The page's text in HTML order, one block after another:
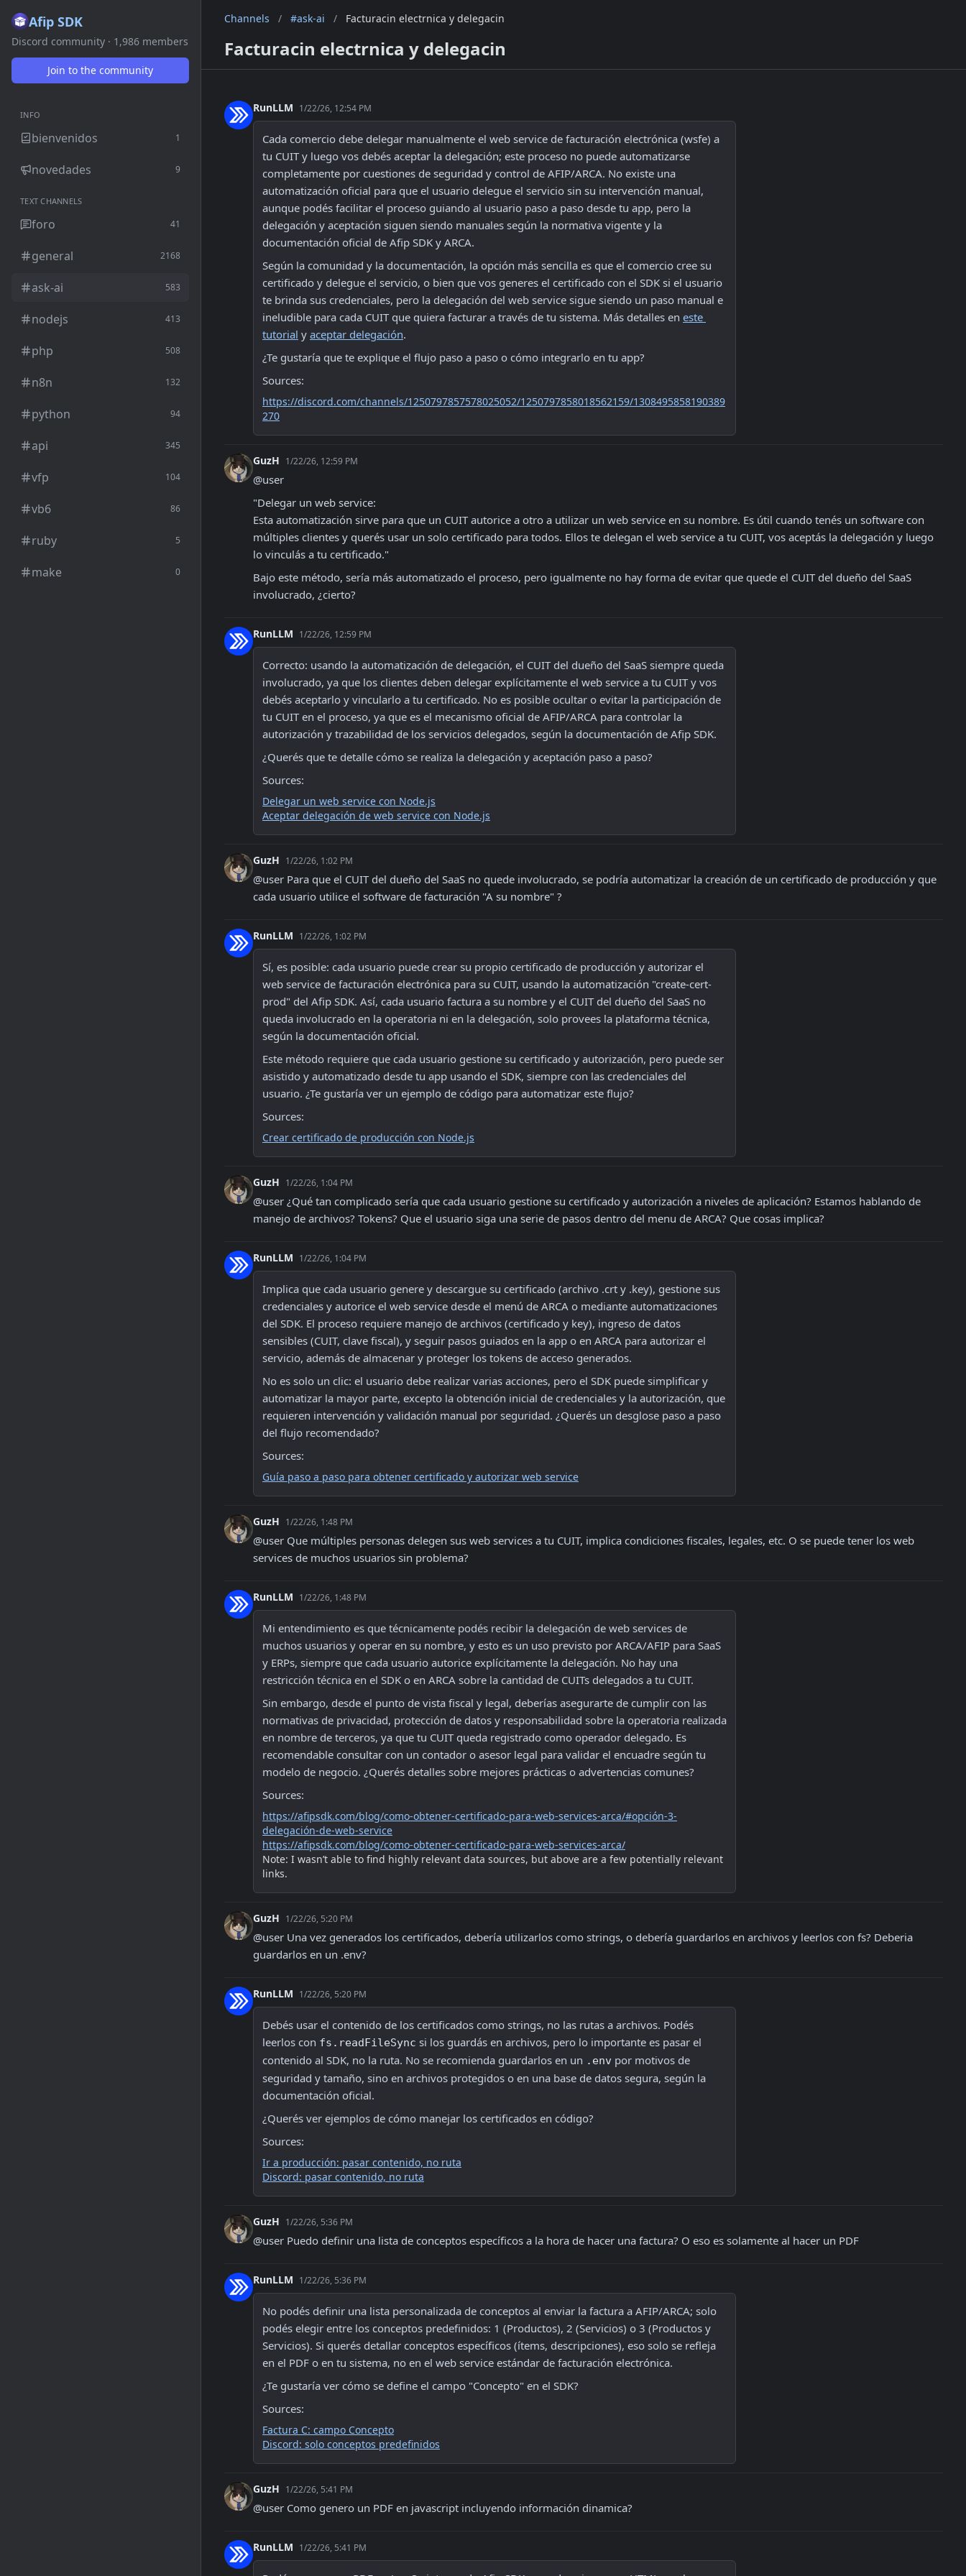
Afip SDK
Discord community · 1,986 members
Join to the community
INFO
bienvenidos 1
novedades 9
TEXT CHANNELS
foro 41
general 2168
ask-ai 583
nodejs 413
php 508
n8n 132
python 94
api 345
vfp 104
vb6 86
ruby 5
make 0
Channels / #ask-ai / Facturacin electrnica y delegacin
Facturacin electrnica y delegacin
RunLLM 1/22/26, 12:54 PM
Cada comercio debe delegar manualmente el web service de facturación electrónica (wsfe) a
tu CUIT y luego vos debés aceptar la delegación; este proceso no puede automatizarse
completamente por cuestiones de seguridad y control de AFIP/ARCA. No existe una
automatización oficial para que el usuario delegue el servicio sin su intervención manual,
aunque podés facilitar el proceso guiando al usuario paso a paso desde tu app, pero la
delegación y aceptación siguen siendo manuales según la normativa vigente y la
documentación oficial de Afip SDK y ARCA.
Según la comunidad y la documentación, la opción más sencilla es que el comercio cree su
certificado y delegue el servicio, o bien que vos generes el certificado con el SDK si el usuario
te brinda sus credenciales, pero la delegación del web service sigue siendo un paso manual e
ineludible para cada CUIT que quiera facturar a través de tu sistema. Más detalles en este
tutorial y aceptar delegación.
¿Te gustaría que te explique el flujo paso a paso o cómo integrarlo en tu app?
Sources:
https://discord.com/channels/1250797857578025052/1250797858018562159/1308495858190389
270
GuzH 1/22/26, 12:59 PM
@user
"Delegar un web service:
Esta automatización sirve para que un CUIT autorice a otro a utilizar un web service en su nombre. Es útil cuando tenés un software con
múltiples clientes y querés usar un solo certificado para todos. Ellos te delegan el web service a tu CUIT, vos aceptás la delegación y luego
lo vinculás a tu certificado."
Bajo este método, sería más automatizado el proceso, pero igualmente no hay forma de evitar que quede el CUIT del dueño del SaaS
involucrado, ¿cierto?
RunLLM 1/22/26, 12:59 PM
Correcto: usando la automatización de delegación, el CUIT del dueño del SaaS siempre queda
involucrado, ya que los clientes deben delegar explícitamente el web service a tu CUIT y vos
debés aceptarlo y vincularlo a tu certificado. No es posible ocultar o evitar la participación de
tu CUIT en el proceso, ya que es el mecanismo oficial de AFIP/ARCA para controlar la
autorización y trazabilidad de los servicios delegados, según la documentación de Afip SDK.
¿Querés que te detalle cómo se realiza la delegación y aceptación paso a paso?
Sources:
Delegar un web service con Node.js
Aceptar delegación de web service con Node.js
GuzH 1/22/26, 1:02 PM
@user Para que el CUIT del dueño del SaaS no quede involucrado, se podría automatizar la creación de un certificado de producción y que
cada usuario utilice el software de facturación "A su nombre" ?
RunLLM 1/22/26, 1:02 PM
Sí, es posible: cada usuario puede crear su propio certificado de producción y autorizar el
web service de facturación electrónica para su CUIT, usando la automatización "create-cert-
prod" del Afip SDK. Así, cada usuario factura a su nombre y el CUIT del dueño del SaaS no
queda involucrado en la operatoria ni en la delegación, solo provees la plataforma técnica,
según la documentación oficial.
Este método requiere que cada usuario gestione su certificado y autorización, pero puede ser
asistido y automatizado desde tu app usando el SDK, siempre con las credenciales del
usuario. ¿Te gustaría ver un ejemplo de código para automatizar este flujo?
Sources:
Crear certificado de producción con Node.js
GuzH 1/22/26, 1:04 PM
@user ¿Qué tan complicado sería que cada usuario gestione su certificado y autorización a niveles de aplicación? Estamos hablando de
manejo de archivos? Tokens? Que el usuario siga una serie de pasos dentro del menu de ARCA? Que cosas implica?
RunLLM 1/22/26, 1:04 PM
Implica que cada usuario genere y descargue su certificado (archivo .crt y .key), gestione sus
credenciales y autorice el web service desde el menú de ARCA o mediante automatizaciones
del SDK. El proceso requiere manejo de archivos (certificado y key), ingreso de datos
sensibles (CUIT, clave fiscal), y seguir pasos guiados en la app o en ARCA para autorizar el
servicio, además de almacenar y proteger los tokens de acceso generados.
No es solo un clic: el usuario debe realizar varias acciones, pero el SDK puede simplificar y
automatizar la mayor parte, excepto la obtención inicial de credenciales y la autorización, que
requieren intervención y validación manual por seguridad. ¿Querés un desglose paso a paso
del flujo recomendado?
Sources:
Guía paso a paso para obtener certificado y autorizar web service
GuzH 1/22/26, 1:48 PM
@user Que múltiples personas delegen sus web services a tu CUIT, implica condiciones fiscales, legales, etc. O se puede tener los web
services de muchos usuarios sin problema?
RunLLM 1/22/26, 1:48 PM
Mi entendimiento es que técnicamente podés recibir la delegación de web services de
muchos usuarios y operar en su nombre, y esto es un uso previsto por ARCA/AFIP para SaaS
y ERPs, siempre que cada usuario autorice explícitamente la delegación. No hay una
restricción técnica en el SDK o en ARCA sobre la cantidad de CUITs delegados a tu CUIT.
Sin embargo, desde el punto de vista fiscal y legal, deberías asegurarte de cumplir con las
normativas de privacidad, protección de datos y responsabilidad sobre la operatoria realizada
en nombre de terceros, ya que tu CUIT queda registrado como operador delegado. Es
recomendable consultar con un contador o asesor legal para validar el encuadre según tu
modelo de negocio. ¿Querés detalles sobre mejores prácticas o advertencias comunes?
Sources:
https://afipsdk.com/blog/como-obtener-certificado-para-web-services-arca/#opción-3-
delegación-de-web-service
https://afipsdk.com/blog/como-obtener-certificado-para-web-services-arca/
Note: I wasn’t able to find highly relevant data sources, but above are a few potentially relevant
links.
GuzH 1/22/26, 5:20 PM
@user Una vez generados los certificados, debería utilizarlos como strings, o debería guardarlos en archivos y leerlos con fs? Deberia
guardarlos en un .env?
RunLLM 1/22/26, 5:20 PM
Debés usar el contenido de los certificados como strings, no las rutas a archivos. Podés
leerlos con fs.readFileSync si los guardás en archivos, pero lo importante es pasar el
contenido al SDK, no la ruta. No se recomienda guardarlos en un .env por motivos de
seguridad y tamaño, sino en archivos protegidos o en una base de datos segura, según la
documentación oficial.
¿Querés ver ejemplos de cómo manejar los certificados en código?
Sources:
Ir a producción: pasar contenido, no ruta
Discord: pasar contenido, no ruta
GuzH 1/22/26, 5:36 PM
@user Puedo definir una lista de conceptos específicos a la hora de hacer una factura? O eso es solamente al hacer un PDF
RunLLM 1/22/26, 5:36 PM
No podés definir una lista personalizada de conceptos al enviar la factura a AFIP/ARCA; solo
podés elegir entre los conceptos predefinidos: 1 (Productos), 2 (Servicios) o 3 (Productos y
Servicios). Si querés detallar conceptos específicos (ítems, descripciones), eso solo se refleja
en el PDF o en tu sistema, no en el web service estándar de facturación electrónica.
¿Te gustaría ver cómo se define el campo "Concepto" en el SDK?
Sources:
Factura C: campo Concepto
Discord: solo conceptos predefinidos
GuzH 1/22/26, 5:41 PM
@user Como genero un PDF en javascript incluyendo información dinamica?
RunLLM 1/22/26, 5:41 PM